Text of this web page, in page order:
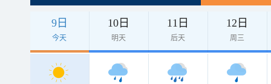
9日
今天
10日
明天
11日
后天
12日
周三